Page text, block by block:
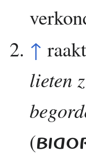
↑
lieten
(